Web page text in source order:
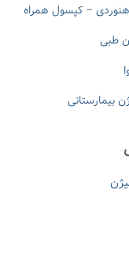
– کپسول همراه
طبی
بیمارستانی